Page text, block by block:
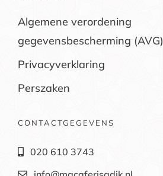
Algemene verordening
gegevensbescherming (AVG)
Privacyverklaring
Perszaken
CONTACTGEGEVENS
020 610 3743